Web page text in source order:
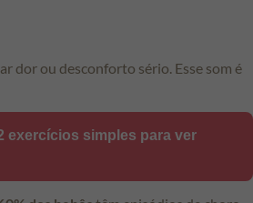
dor ou desconforto sério. Esse som é
exercícios simples para ver